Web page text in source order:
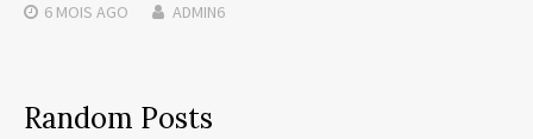
6 MOIS AGO ADMIN6
Random Posts